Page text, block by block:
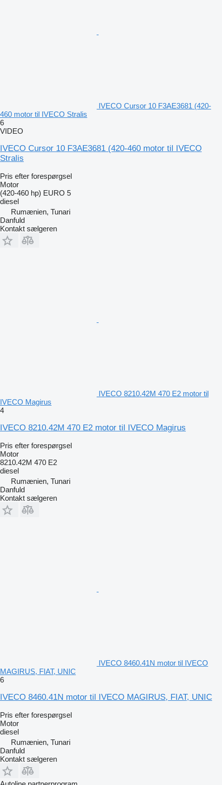
IVECO Cursor 10 F3AE3681 (420-
460 motor til IVECO Stralis
6
VIDEO
IVECO Cursor 10 F3AE3681 (420-460 motor til IVECO
Stralis
Pris efter forespørgsel
Motor
(420-460 hp) EURO 5
diesel
Rumænien, Tunari
Danfuld
Kontakt sælgeren
IVECO 8210.42M 470 E2 motor til
IVECO Magirus
4
IVECO 8210.42M 470 E2 motor til IVECO Magirus
Pris efter forespørgsel
Motor
8210.42M 470 E2
diesel
Rumænien, Tunari
Danfuld
Kontakt sælgeren
IVECO 8460.41N motor til IVECO
MAGIRUS, FIAT, UNIC
6
IVECO 8460.41N motor til IVECO MAGIRUS, FIAT, UNIC
Pris efter forespørgsel
Motor
diesel
Rumænien, Tunari
Danfuld
Kontakt sælgeren